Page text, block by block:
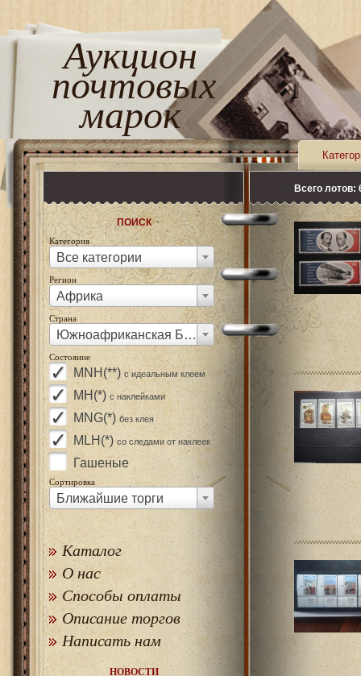
Аукцион
почтовых
марок
ПОИСК
Категория
Все категории
Регион
Африка
Страна
Южноафриканская Бобхутхасвана
Состояние
MNH(**) с идеальным клеем
MH(*) с наклейками
MNG(*) без клея
MLH(*) со следами от наклеек
Гашеные
Сортировка
Ближайшие торги
Каталог
О нас
Способы оплаты
Описание торгов
Написать нам
НОВОСТИ
Всего лотов: